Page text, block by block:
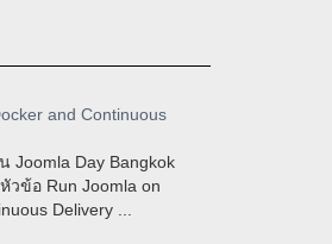
and Continuous
Joomla Day Bangkok
วข้อ Run Joomla on
Delivery ...